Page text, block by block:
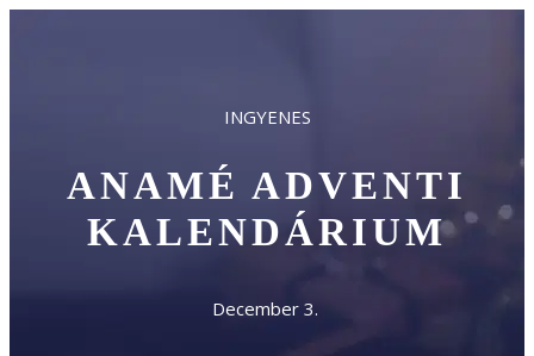
ANAMÉ ADVENTI
KALENDÁRIUM
December 3.